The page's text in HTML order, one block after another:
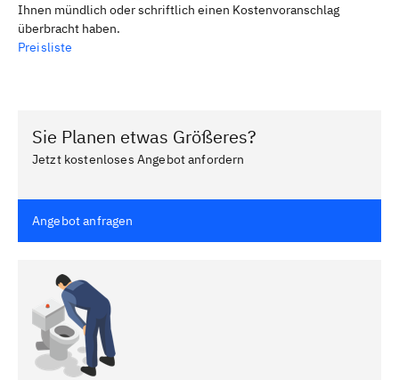
Ihnen mündlich oder schriftlich einen Kostenvoranschlag
überbracht haben.
Preisliste
Sie Planen etwas Größeres?
Jetzt kostenloses Angebot anfordern
Angebot anfragen